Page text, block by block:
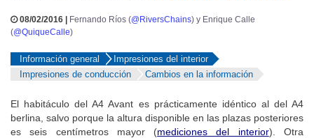
08/02/2016 | Fernando Ríos (@RiversChains) y Enrique Calle
(@QuiqueCalle)
Información general
Impresiones del interior
Impresiones de conducción
Cambios en la información
El habitáculo del A4 Avant es prácticamente idéntico al del A4
berlina, salvo porque la altura disponible en las plazas posteriores
es seis centímetros mayor (mediciones del interior). Otra